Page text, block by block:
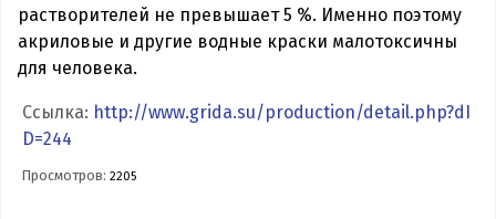
растворителей не превышает 5 %. Именно поэтому
акриловые и другие водные краски малотоксичны
для человека.
Ссылка: http://www.grida.su/production/detail.php?dI
D=244
Просмотров:2205